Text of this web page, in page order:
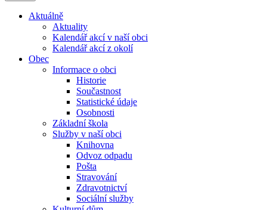
Aktuálně
Aktuality
Kalendář akcí v naší obci
Kalendář akcí z okolí
Obec
Informace o obci
Historie
Součastnost
Statistické údaje
Osobnosti
Základní škola
Služby v naší obci
Knihovna
Odvoz odpadu
Pošta
Stravování
Zdravotnictví
Sociální služby